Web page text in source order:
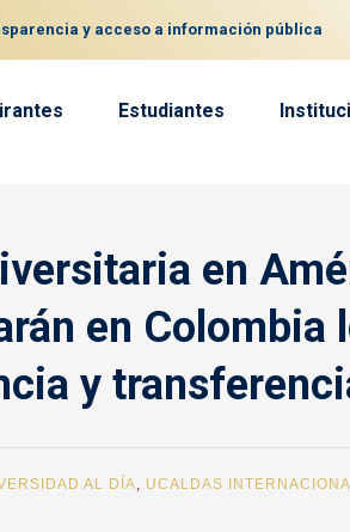
y acceso a información pública
Estudiantes
en
en Colombia
y
AL DÍA, UCALDAS